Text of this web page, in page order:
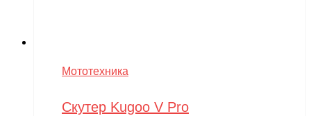
Мототехника
Скутер Kugoo V Pro